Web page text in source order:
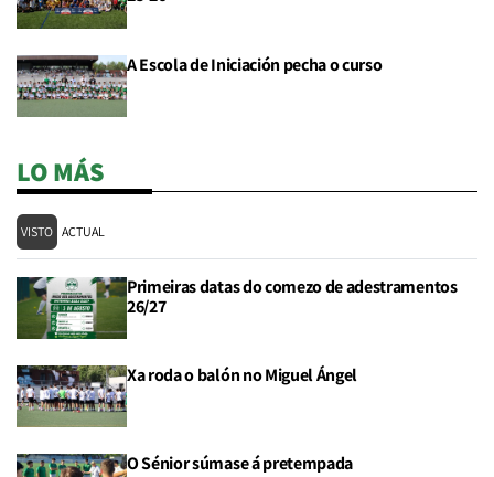
A Escola de Iniciación pecha o curso
LO MÁS
VISTO ACTUAL
Primeiras datas do comezo de adestramentos
26/27
Xa roda o balón no Miguel Ángel
O Sénior súmase á pretempada